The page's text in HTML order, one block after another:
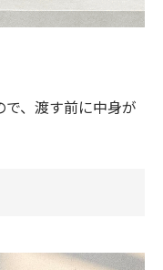
、渡す前に中身が